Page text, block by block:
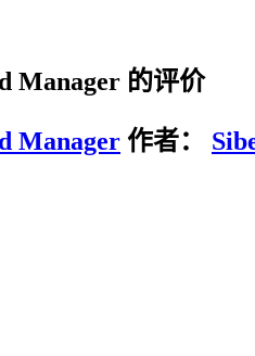
Manager 的评价
Manager 作者：